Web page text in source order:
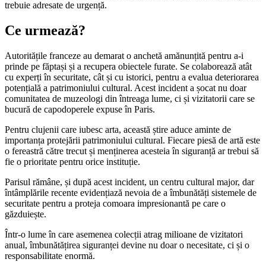
trebuie adresate de urgență.
Ce urmează?
Autoritățile franceze au demarat o anchetă amănunțită pentru a-i
prinde pe făptași și a recupera obiectele furate. Se colaborează atât
cu experți în securitate, cât și cu istorici, pentru a evalua deteriorarea
potențială a patrimoniului cultural. Acest incident a șocat nu doar
comunitatea de muzeologi din întreaga lume, ci și vizitatorii care se
bucură de capodoperele expuse în Paris.
Pentru clujenii care iubesc arta, această știre aduce aminte de
importanța protejării patrimoniului cultural. Fiecare piesă de artă este
o fereastră către trecut și menținerea acesteia în siguranță ar trebui să
fie o prioritate pentru orice instituție.
Parisul rămâne, și după acest incident, un centru cultural major, dar
întâmplările recente evidențiază nevoia de a îmbunătăți sistemele de
securitate pentru a proteja comoara impresionantă pe care o
găzduiește.
Într-o lume în care asemenea colecții atrag milioane de vizitatori
anual, îmbunătățirea siguranței devine nu doar o necesitate, ci și o
responsabilitate enormă.